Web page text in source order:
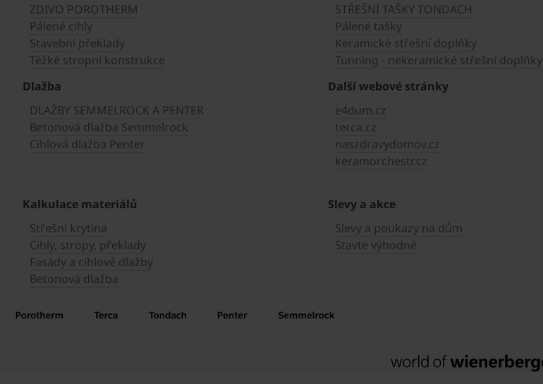
ZDIVO POROTHERM
Pálené cihly
Stavební překlady
Těžké stropní konstrukce
STŘEŠNÍ TAŠKY TONDACH
Pálené tašky
Keramické střešní doplňky
Tunning - nekeramické střešní doplňky
Dlažba
DLAŽBY SEMMELROCK A PENTER
Betonová dlažba Semmelrock
Cihlová dlažba Penter
Další webové stránky
e4dum.cz
terca.cz
naszdravydomov.cz
keramorchestr.cz
Kalkulace materiálů
Střešní krytina
Cihly, stropy, překlady
Fasády a cihlové dlažby
Betonová dlažba
Slevy a akce
Slevy a poukazy na dům
Stavte výhodně